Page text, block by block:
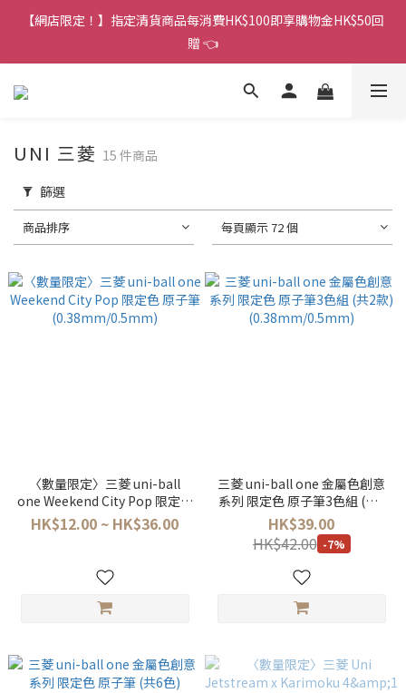
香港訂單金額滿HK$150包平郵｜滿HK$299包易寄取｜滿HK$499
包順豐／京東
【網店限定！】指定清貨商品每消費HK$100即享購物金HK$50回
贈 👈
香港訂單金額滿HK$150包平郵｜滿HK$299包易寄取｜滿HK$499
UNI 三菱 15 件商品
篩選
商品排序 每頁顯示 72 個
〈數量限定〉三菱 uni-ball
one Weekend City Pop 限定色
原子筆 (0.38mm/0.5mm)
HK$12.00 ~ HK$36.00
三菱 uni-ball one 金屬色創意
系列 限定色 原子筆3色組 (共2
款) (0.38mm/0.5mm)
HK$39.00
HK$42.00 -7%